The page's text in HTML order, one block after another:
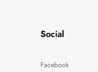
Social
Facebook